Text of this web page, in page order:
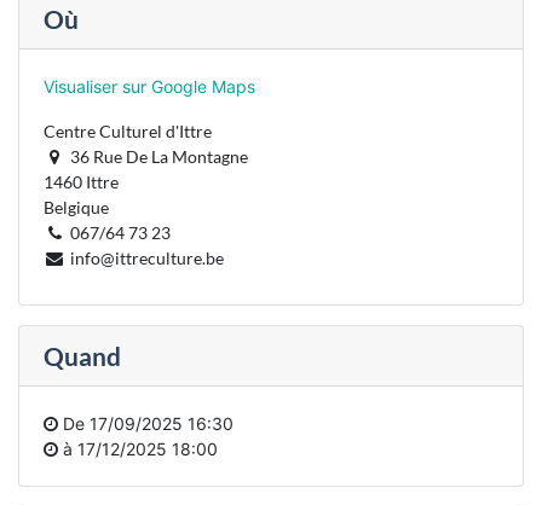
Où
Visualiser sur Google Maps
Centre Culturel d'Ittre
36 Rue De La Montagne
1460 Ittre
Belgique
067/64 73 23
info@ittreculture.be
Quand
De 17/09/2025 16:30
à 17/12/2025 18:00